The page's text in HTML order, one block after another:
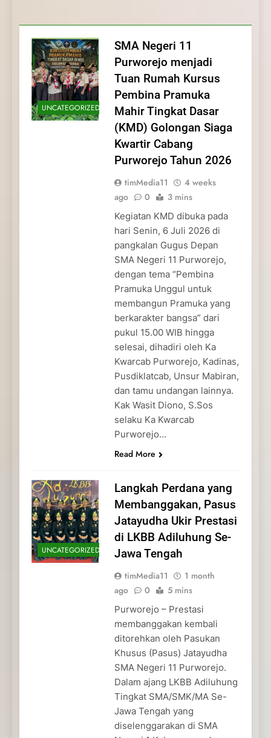
dan Pengabdian Generasi
Pramuka
Pramuka
Kepedulian
UNCATEGORIZED
SMA Negeri 11
Purworejo menjadi
Tuan Rumah Kursus
Pembina Pramuka
Mahir Tingkat Dasar
(KMD) Golongan Siaga
Kwartir Cabang
Purworejo Tahun 2026
timMedia11
4 weeks
ago
0 3 mins
Kegiatan KMD dibuka pada
hari Senin, 6 Juli 2026 di
pangkalan Gugus Depan
SMA Negeri 11 Purworejo,
dengan tema “Pembina
Pramuka Unggul untuk
membangun Pramuka yang
berkarakter bangsa” dari
pukul 15.00 WIB hingga
selesai, dihadiri oleh Ka
Kwarcab Purworejo, Kadinas,
Pusdiklatcab, Unsur Mabiran,
dan tamu undangan lainnya.
Kak Wasit Diono, S.Sos
selaku Ka Kwarcab
Purworejo…
Read More
UNCATEGORIZED
Langkah Perdana yang
Membanggakan, Pasus
Jatayudha Ukir Prestasi
di LKBB Adiluhung Se-
Jawa Tengah
timMedia11
1 month
ago
0 5 mins
Purworejo – Prestasi
membanggakan kembali
ditorehkan oleh Pasukan
Khusus (Pasus) Jatayudha
SMA Negeri 11 Purworejo.
Dalam ajang LKBB Adiluhung
Tingkat SMA/SMK/MA Se-
Jawa Tengah yang
diselenggarakan di SMA